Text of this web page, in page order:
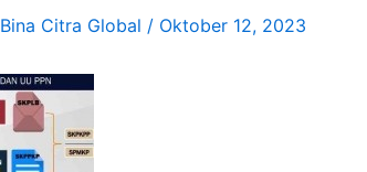
Bina Citra Global / Oktober 12, 2023